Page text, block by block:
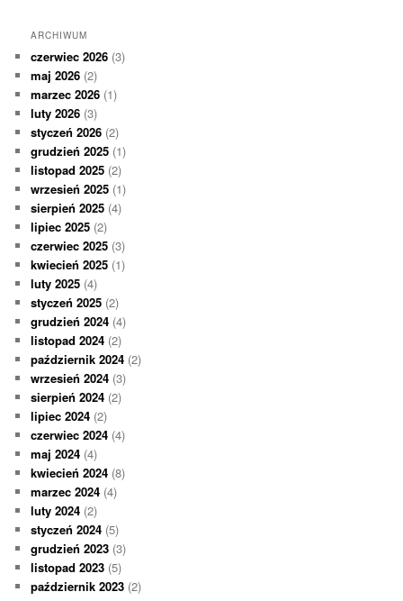
ARCHIWUM
czerwiec 2026 (3)
maj 2026 (2)
marzec 2026 (1)
luty 2026 (3)
styczeń 2026 (2)
grudzień 2025 (1)
listopad 2025 (2)
wrzesień 2025 (1)
sierpień 2025 (4)
lipiec 2025 (2)
czerwiec 2025 (3)
kwiecień 2025 (1)
luty 2025 (4)
styczeń 2025 (2)
grudzień 2024 (4)
listopad 2024 (2)
październik 2024 (2)
wrzesień 2024 (3)
sierpień 2024 (2)
lipiec 2024 (2)
czerwiec 2024 (4)
maj 2024 (4)
kwiecień 2024 (8)
marzec 2024 (4)
luty 2024 (2)
styczeń 2024 (5)
grudzień 2023 (3)
listopad 2023 (5)
październik 2023 (2)